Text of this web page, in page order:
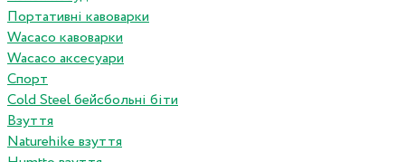
Портативні кавоварки
Wacaco кавоварки
Wacaco аксесуари
Спорт
Cold Steel бейсбольні біти
Взуття
Naturehike взуття